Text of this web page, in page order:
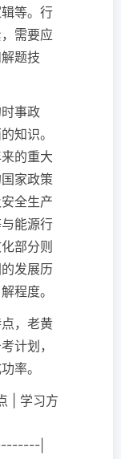
等。行
需要应
题技
事政
知识。
的重大
家政策
全生产
能源行
部分则
发展历
程度。
，老黄
计划，
率。
| 学习方
|